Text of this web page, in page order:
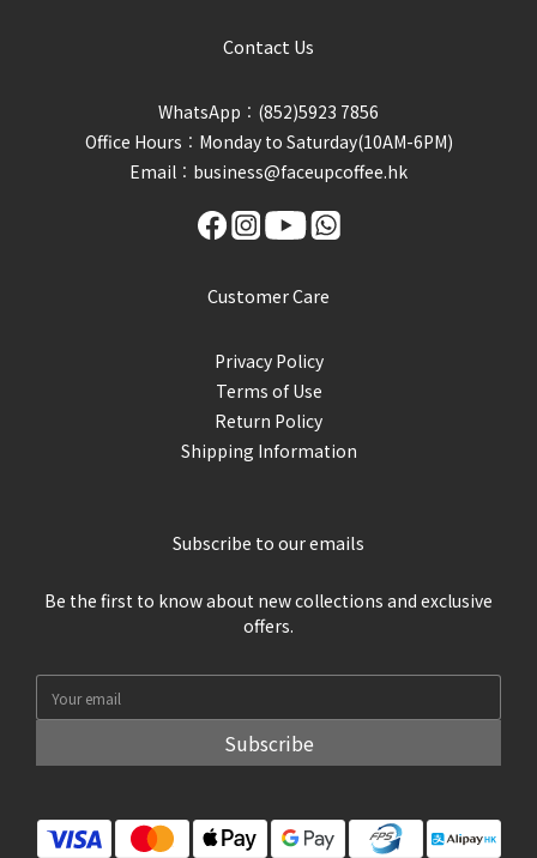
Contact Us
WhatsApp︰(852)5923 7856
Office Hours︰Monday to Saturday(10AM-6PM)
Email︰business@faceupcoffee.hk
Customer Care
Privacy Policy
Terms of Use
Return Policy
Shipping Information
Subscribe to our emails
Be the first to know about new collections and exclusive
offers.
Subscribe